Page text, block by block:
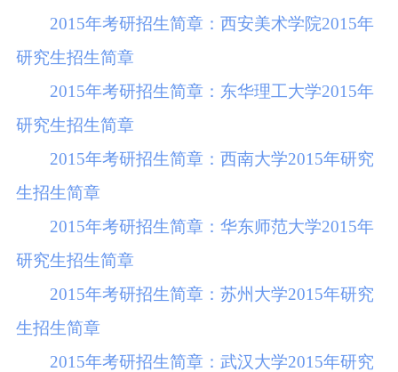
2015年考研招生简章：西安美术学院2015年
研究生招生简章
2015年考研招生简章：东华理工大学2015年
研究生招生简章
2015年考研招生简章：西南大学2015年研究
生招生简章
2015年考研招生简章：华东师范大学2015年
研究生招生简章
2015年考研招生简章：苏州大学2015年研究
生招生简章
2015年考研招生简章：武汉大学2015年研究